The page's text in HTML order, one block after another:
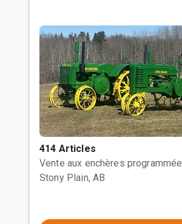
414 Articles
Vente aux enchères programmée
Stony Plain, AB